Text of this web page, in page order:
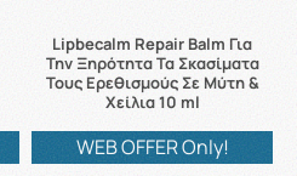
Lipbecalm Repair Balm Για
Την Ξηρότητα Τα Σκασίματα
Τους Ερεθισμούς Σε Μύτη &
Χείλια 10 ml
WEB OFFER Only!